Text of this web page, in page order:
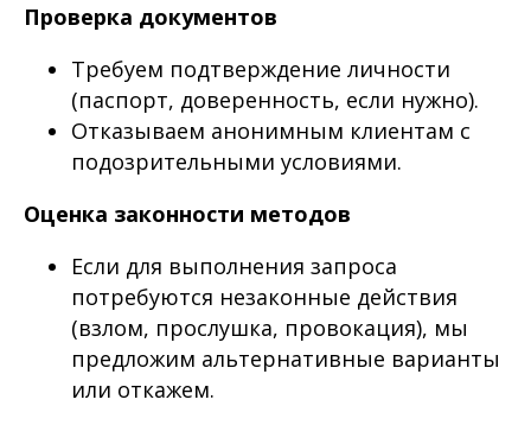
Проверка документов
Требуем подтверждение личности
(паспорт, доверенность, если нужно).
Отказываем анонимным клиентам с
подозрительными условиями.
Оценка законности методов
Если для выполнения запроса
потребуются незаконные действия
(взлом, прослушка, провокация), мы
предложим альтернативные варианты
или откажем.